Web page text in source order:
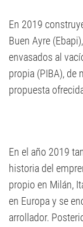
En 2019
Buen Ayre
envasados al
propia (PIBA), de
propuesta
En el año 2019
historia del
propio en Milán,
en Europa y se
arrollador.